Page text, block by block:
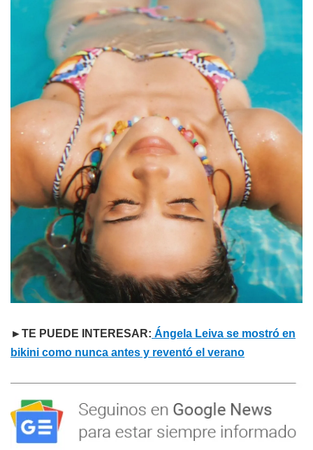
►TE PUEDE INTERESAR: Ángela Leiva se mostró en
bikini como nunca antes y reventó el verano